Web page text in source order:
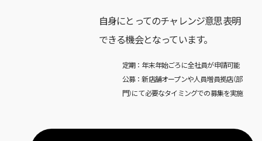
自身にとってのチャレンジ意思表明
できる機会となっています。
定期：年末年始ごろに全社員が申請可能
公募：新店舗オープンや人員増員拠店（部
門）にて必要なタイミングでの募集を実施